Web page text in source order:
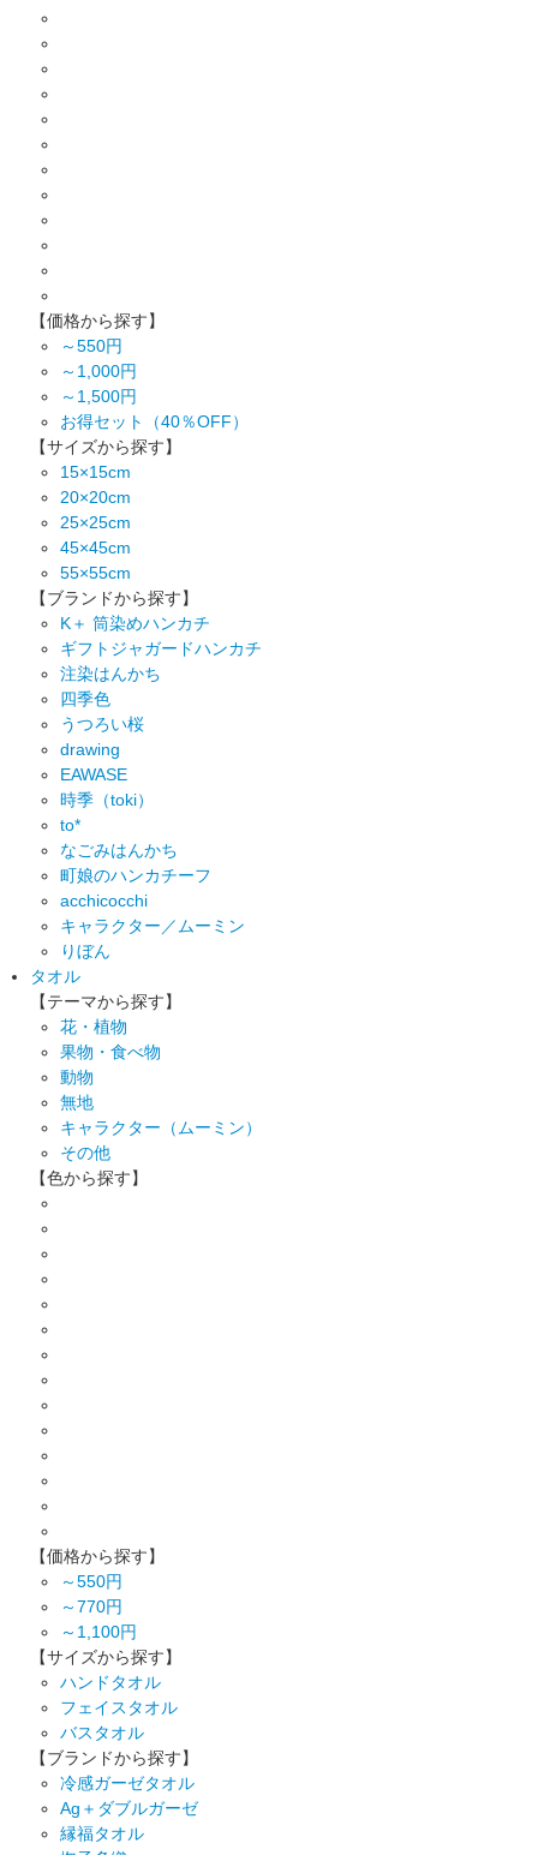
【価格から探す】
～550円
～1,000円
～1,500円
お得セット（40％OFF）
【サイズから探す】
15×15cm
20×20cm
25×25cm
45×45cm
55×55cm
【ブランドから探す】
K＋ 筒染めハンカチ
ギフトジャガードハンカチ
注染はんかち
四季色
うつろい桜
drawing
EAWASE
時季（toki）
to*
なごみはんかち
町娘のハンカチーフ
acchicocchi
キャラクター／ムーミン
りぼん
タオル
【テーマから探す】
花・植物
果物・食べ物
動物
無地
キャラクター（ムーミン）
その他
【色から探す】
【価格から探す】
～550円
～770円
～1,100円
【サイズから探す】
ハンドタオル
フェイスタオル
バスタオル
【ブランドから探す】
冷感ガーゼタオル
Ag＋ダブルガーゼ
縁福タオル